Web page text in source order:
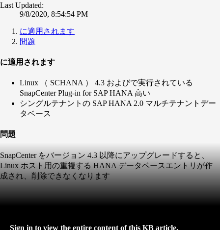
Last Updated:
9/8/2020, 8:54:54 PM
に適用されます
問題
に適用されます
Linux （ SCHANA ） 4.3 およびで実行されている
SnapCenter Plug-in for SAP HANA 高い
シングルテナントの SAP HANA 2.0 マルチテナントデー
タベース
問題
SnapCenter をバージョン 4.3 以降にアップグレードすると、
Linux ホスト用の重複する HANA データベースエントリが作
成され、削除できなくなります
Sign in to view the entire content of this KB article.